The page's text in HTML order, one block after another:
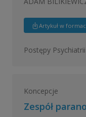
Artykuł w
Postępy
Koncepcje
Zespół